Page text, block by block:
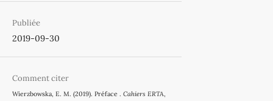
Publiée
2019-09-30
Comment citer
Wierzbowska, E. M. (2019). Préface . Cahiers ERTA,